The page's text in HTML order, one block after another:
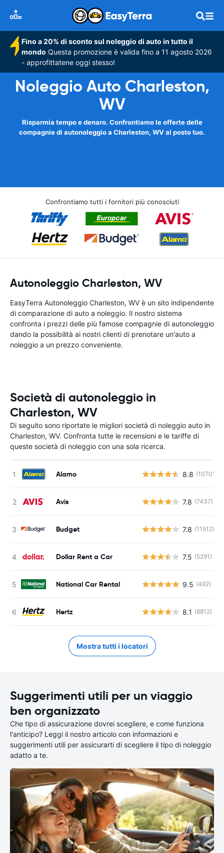
Fino a 20% di sconto sul noleggio di auto in tutto il
mondo Questa promozione è valida fino a 11 agosto 2026
- approfittatene oggi stesso!
Noleggio Auto Charleston,
WV
Risparmia tempo e denaro. Confrontiamo le offerte delle
compagnie di autonoleggio a Charleston, WV al posto tuo.
Confrontiamo tutti i fornitori più conosciuti
Autonoleggio Charleston, WV
EasyTerra Autonoleggio Charleston, WV è un sito indipendente
di comparazione di auto a noleggio. Il nostro sistema
confronta i prezzi delle più famose compagnie di autonoleggio
dando la possibilità ai nostri clienti di prenotare un'auto a
noleggio a un prezzo conveniente.
Società di autonoleggio in
Charleston, WV
Di seguito sono riportate le migliori società di noleggio auto in
Charleston, WV. Confronta tutte le recensioni e le tariffe di
queste società di noleggio con una sola ricerca.
Alamo 8.8 (10701)
Avis 7.8 (7437)
Budget 7.8 (11512)
Dollar Rent a Car 7.5 (5291)
National Car Rental 9.5 (492)
Hertz 8.1 (8812)
Mostra tutti i locatori
Suggerimenti utili per un viaggio
ben organizzato
Che tipo di assicurazione dovrei scegliere, e come funziona
l'anticipo? Leggi il nostro articolo con informazioni e
suggerimenti utili per assicurarti di scegliere il tipo di noleggio
adatto a te.